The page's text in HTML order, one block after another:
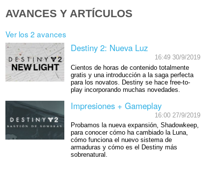
AVANCES Y ARTÍCULOS
Ver los 2 avances
Destiny 2: Nueva Luz
16:49 30/9/2019
Cientos de horas de contenido totalmente
gratis y una introducción a la saga perfecta
para los novatos. Destiny se hace free-to-
play incorporando muchas novedades.
Impresiones + Gameplay
16:00 27/9/2019
Probamos la nueva expansión, Shadowkeep,
para conocer cómo ha cambiado la Luna,
cómo funciona el nuevo sistema de
armaduras y cómo es el Destiny más
sobrenatural.